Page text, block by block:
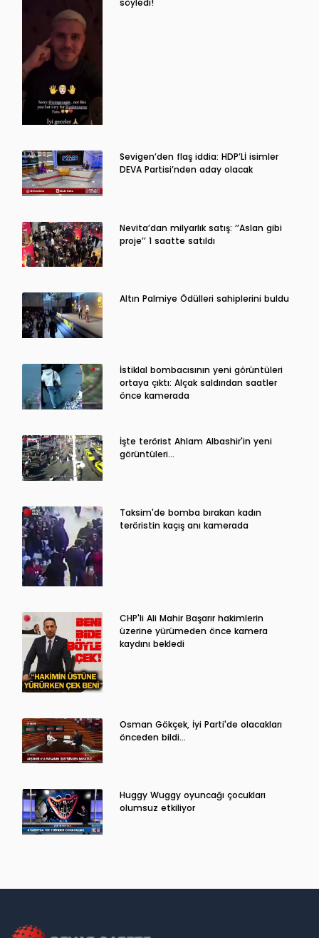
Sevigen’den flaş iddia: HDP’Lİ isimler
DEVA Partisi’nden aday olacak
Nevita’dan milyarlık satış: ‘’Aslan gibi
proje’’ 1 saatte satıldı
Altın Palmiye Ödülleri sahiplerini buldu
İstiklal bombacısının yeni görüntüleri
ortaya çıktı: Alçak saldırıdan saatler
önce kamerada
İşte terörist Ahlam Albashir'in yeni
görüntüleri…
Taksim'de bomba bırakan kadın
teröristin kaçış anı kamerada
CHP'li Ali Mahir Başarır hakimlerin
üzerine yürümeden önce kamera
kaydını bekledi
Osman Gökçek, İyi Parti'de olacakları
önceden bildi...
Huggy Wuggy oyuncağı çocukları
olumsuz etkiliyor